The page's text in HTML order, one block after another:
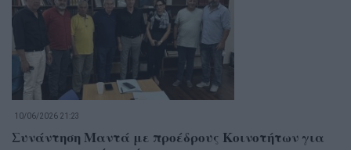
10/06/2026 21:23
Συνάντηση Μαντά με προέδρους Κοινοτήτων για